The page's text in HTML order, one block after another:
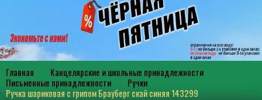
Главная
Канцелярские и школьные принадлежности
Письменные принадлежности
Ручки
Ручка шариковая с грипом Брауберг скай синяя 143299